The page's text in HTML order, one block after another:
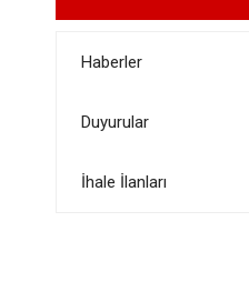
Haberler
Duyurular
İhale İlanları